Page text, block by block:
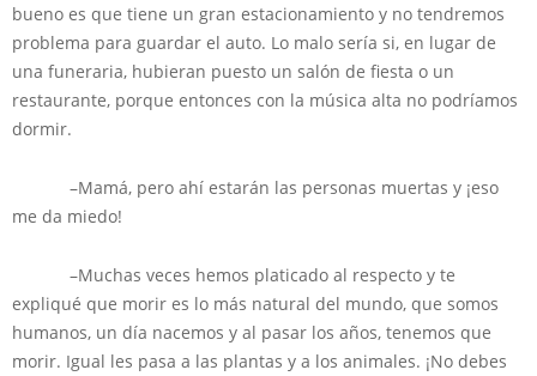
bueno es que tiene un gran estacionamiento y no tendremos
problema para guardar el auto. Lo malo sería si, en lugar de
una funeraria, hubieran puesto un salón de fiesta o un
restaurante, porque entonces con la música alta no podríamos
dormir.
–Mamá, pero ahí estarán las personas muertas y ¡eso
me da miedo!
–Muchas veces hemos platicado al respecto y te
expliqué que morir es lo más natural del mundo, que somos
humanos, un día nacemos y al pasar los años, tenemos que
morir. Igual les pasa a las plantas y a los animales. ¡No debes